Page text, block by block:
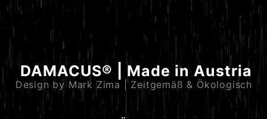
DAMACUS® | Made in Austria
Design by Mark Zima | Zeitgemäß & Ökologisch